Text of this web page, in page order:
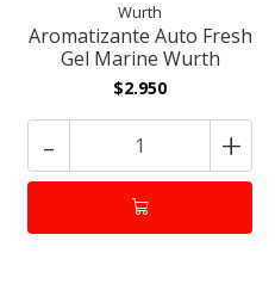
Wurth
Aromatizante Auto Fresh
Gel Marine Wurth
$2.950
- +